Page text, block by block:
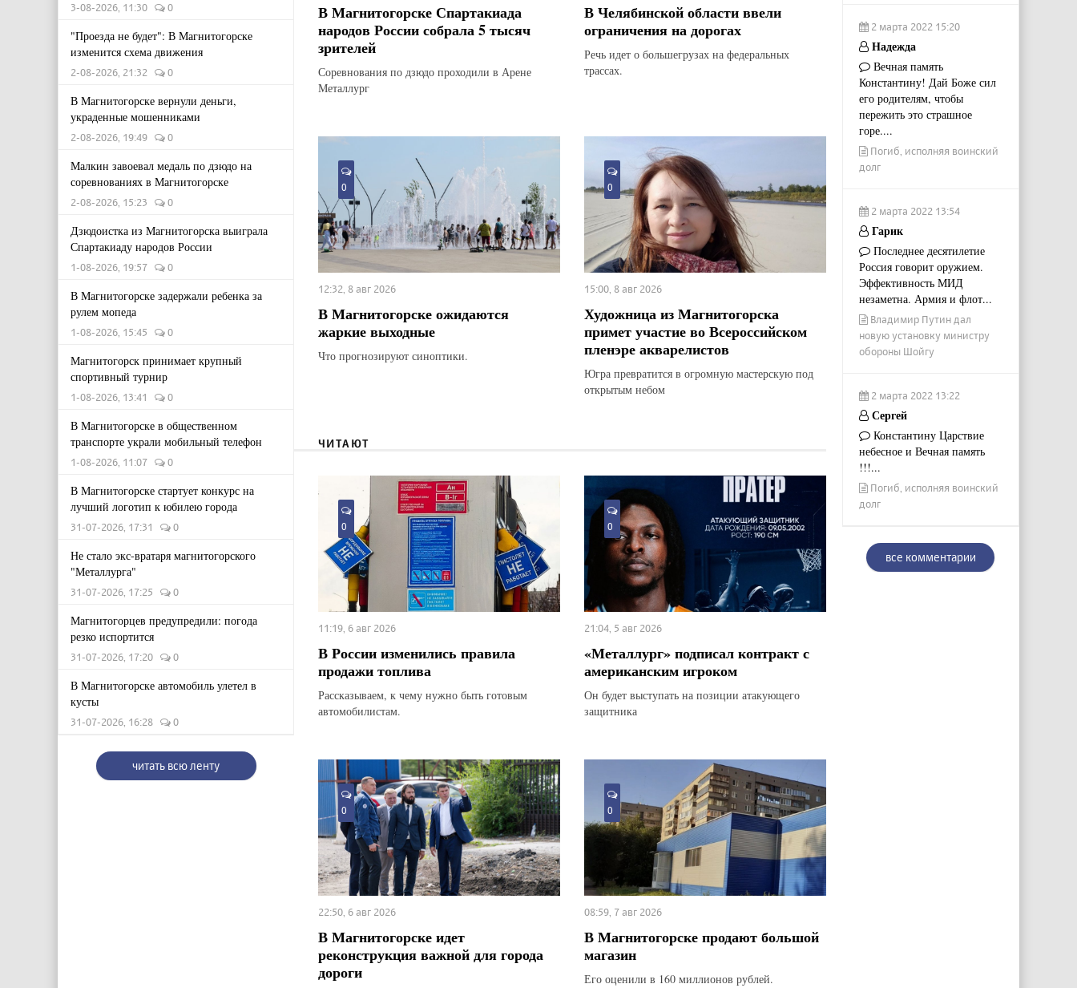
3-08-2026, 11:30 0
"Проезда не будет": В Магнитогорске
изменится схема движения
2-08-2026, 21:32 0
В Магнитогорске вернули деньги,
украденные мошенниками
2-08-2026, 19:49 0
Малкин завоевал медаль по дзюдо на
соревнованиях в Магнитогорске
2-08-2026, 15:23 0
Дзюдоистка из Магнитогорска выиграла
Спартакиаду народов России
1-08-2026, 19:57 0
В Магнитогорске задержали ребенка за
рулем мопеда
1-08-2026, 15:45 0
Магнитогорск принимает крупный
спортивный турнир
1-08-2026, 13:41 0
В Магнитогорске в общественном
транспорте украли мобильный телефон
1-08-2026, 11:07 0
В Магнитогорске стартует конкурс на
лучший логотип к юбилею города
31-07-2026, 17:31 0
Не стало экс-вратаря магнитогорского
"Металлурга"
31-07-2026, 17:25 0
Магнитогорцев предупредили: погода
резко испортится
31-07-2026, 17:20 0
В Магнитогорске автомобиль улетел в
кусты
31-07-2026, 16:28 0
читать всю ленту
В Магнитогорске Спартакиада
народов России собрала 5 тысяч
зрителей
Соревнования по дзюдо проходили в Арене
Металлург
В Челябинской области ввели
ограничения на дорогах
Речь идет о большегрузах на федеральных
трассах.
0
12:32, 8 авг 2026
В Магнитогорске ожидаются
жаркие выходные
Что прогнозируют синоптики.
0
15:00, 8 авг 2026
Художница из Магнитогорска
примет участие во Всероссийском
пленэре акварелистов
Югра превратится в огромную мастерскую под
открытым небом
ЧИТАЮТ
0
11:19, 6 авг 2026
В России изменились правила
продажи топлива
Рассказываем, к чему нужно быть готовым
автомобилистам.
0
21:04, 5 авг 2026
«Металлург» подписал контракт с
американским игроком
Он будет выступать на позиции атакующего
защитника
0
22:50, 6 авг 2026
В Магнитогорске идет
реконструкция важной для города
дороги
0
08:59, 7 авг 2026
В Магнитогорске продают большой
магазин
Его оценили в 160 миллионов рублей.
2 марта 2022 15:20
Надежда
Вечная память
Константину! Дай Боже сил
его родителям, чтобы
пережить это страшное
горе....
Погиб, исполняя воинский
долг
2 марта 2022 13:54
Гарик
Последнее десятилетие
Россия говорит оружием.
Эффективность МИД
незаметна. Армия и флот...
Владимир Путин дал
новую установку министру
обороны Шойгу
2 марта 2022 13:22
Сергей
Константину Царствие
небесное и Вечная память
!!!...
Погиб, исполняя воинский
долг
все комментарии